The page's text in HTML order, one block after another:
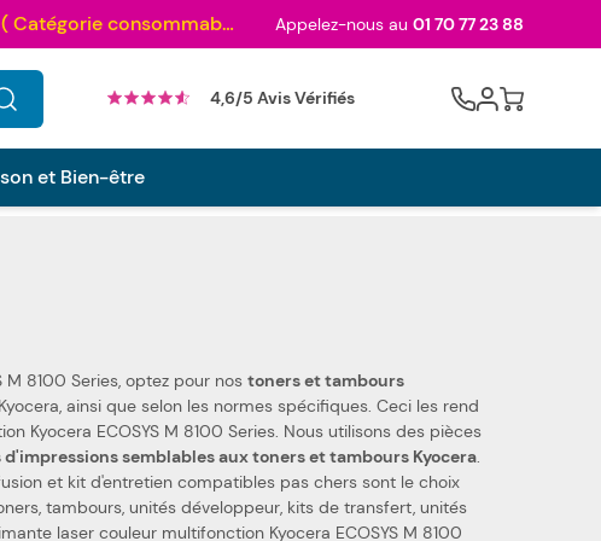
Au palmarès des meilleurs sites en 2024 et sacré n°1 en 2022 et 2023 ! ( Catégorie consommables) Appelez-nous au 01 70 77 23 88
4,6/5 Avis Vérifiés Cart
et Bien-être
8100 Series, optez pour nos toners et tambours
M 8100 Series. Nous utilisons des pièces
semblables aux toners et tambours Kyocera.
et kit d'entretien compatibles pas chers sont le choix
laser couleur multifonction Kyocera ECOSYS M 8100